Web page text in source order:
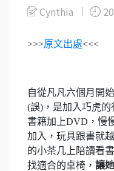
Cynthia
>>>原文出處<<<
自從凡凡六個月開
(誤)，是加入巧虎的
書籍加上DVD，慢
加入，玩具跟書就
的小茶几上陪讀看
找適合的桌椅， 讓